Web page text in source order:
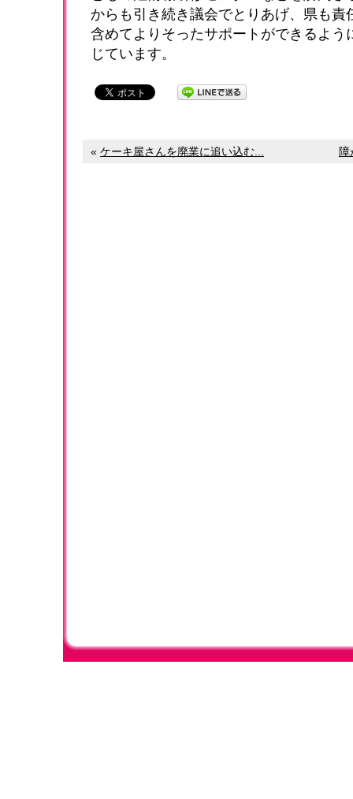
からも引き続き議会でとりあげ、県も責
含めてよりそったサポートができるよう
じています。
« ケーキ屋さんを廃業に追い込む... 障